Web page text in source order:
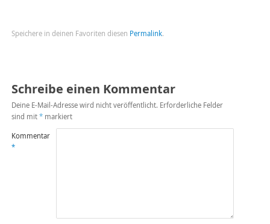
Speichere in deinen Favoriten diesen Permalink.
Schreibe einen Kommentar
Deine E-Mail-Adresse wird nicht veröffentlicht. Erforderliche Felder
sind mit *markiert
Kommentar
*